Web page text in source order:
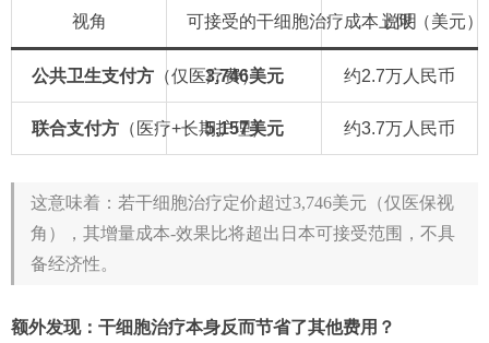
视角 可接受的干细胞治疗成本上限（美元）
说明
公共卫生支付方 （仅医疗费）
3,746美元 约2.7万人民币
联合支付方 （医疗+长期护理）
5,157美元 约3.7万人民币
这意味着：若干细胞治疗定价超过3,746美元（仅医保视
角），其增量成本-效果比将超出日本可接受范围，不具
备经济性。
额外发现：干细胞治疗本身反而节省了其他费用？